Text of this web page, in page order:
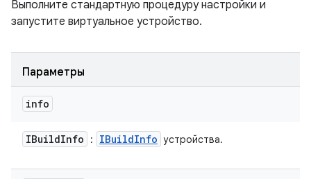
Выполните стандартную процедуру настройки и
запустите виртуальное устройство.
Параметры
info
IBuildInfo : IBuildInfo устройства.